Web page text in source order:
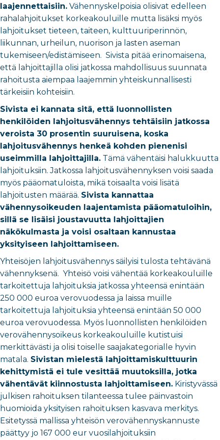
laajennettaisiin. Vähennyskelpoisia olisivat edelleen
rahalahjoitukset korkeakouluille mutta lisäksi myös
lahjoitukset tieteen, taiteen, kulttuuriperinnön,
liikunnan, urheilun, nuorison ja lasten aseman
tukemiseen/edistämiseen. Sivista pitää erinomaisena,
että lahjoittajilla olisi jatkossa mahdollisuus suunnata
rahoitusta aiempaa laajemmin yhteiskunnallisesti
tärkeisiin kohteisiin.
Sivista ei kannata sitä, että luonnollisten
henkilöiden lahjoitusvähennys tehtäisiin jatkossa
veroista 30 prosentin suuruisena, koska
lahjoitusvähennys henkeä kohden pienenisi
useimmilla lahjoittajilla. Tämä vähentäisi halukkuutta
lahjoituksiin. Jatkossa lahjoitusvähennyksen voisi saada
myös pääomatuloista, mikä toisaalta voisi lisätä
lahjoitusten määrää. Sivista kannattaa
vähennysoikeuden laajentamista pääomatuloihin,
sillä se lisäisi joustavuutta lahjoittajien
näkökulmasta ja voisi osaltaan kannustaa
yksityiseen lahjoittamiseen.
Yhteisöjen lahjoitusvähennys säilyisi tulosta tehtävänä
vähennyksenä. Yhteisö voisi vähentää korkeakouluille
tarkoitettuja lahjoituksia jatkossa yhteensä enintään
250 000 euroa verovuodessa ja laissa muille
tarkoitettuja lahjoituksia yhteensä enintään 50 000
euroa verovuodessa. Myös luonnollisten henkilöiden
verovähennysoikeus korkeakouluille kutistuisi
merkittävästi ja olisi toiselle saajakategorialle hyvin
matala. Sivistan mielestä lahjoittamiskulttuurin
kehittymistä ei tule vesittää muutoksilla, jotka
vähentävät kiinnostusta lahjoittamiseen. Kiristyvässä
julkisen rahoituksen tilanteessa tulee päinvastoin
huomioida yksityisen rahoituksen kasvava merkitys.
Esitetyssä mallissa yhteisön verovähennyskannuste
päättyy jo 167 000 eur vuosilahjoituksiin